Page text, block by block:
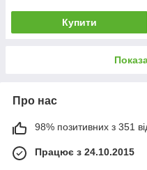
Купити
Про нас
98% позитивних з 351
Працює з 24.10.2015